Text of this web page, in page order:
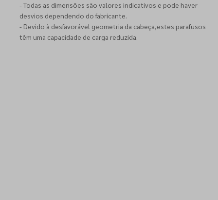
- Todas as dimensões são valores indicativos e pode haver
desvios dependendo do fabricante.
- Devido à desfavorável geometria da cabeça,estes parafusos
têm uma capacidade de carga reduzida.